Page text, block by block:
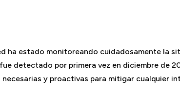
ha estado monitoreando cuidadosamente la
detectado por primera vez en diciembre de
y proactivas para mitigar cualquier